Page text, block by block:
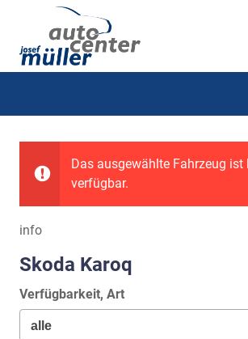
Das ausgewählte Fahrzeug ist
verfügbar.
info
Skoda Karoq
Verfügbarkeit, Art